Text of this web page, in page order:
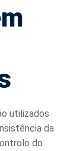
utilizados
da
do